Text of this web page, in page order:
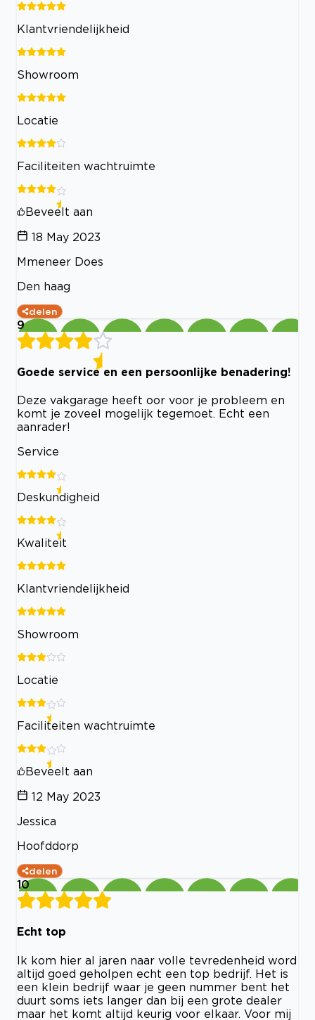
Klantvriendelijkheid
Showroom
Locatie
Faciliteiten wachtruimte
Beveelt aan
18 May 2023
Mmeneer Does
Den haag
delen
9
Goede service en een persoonlijke benadering!
Deze vakgarage heeft oor voor je probleem en
komt je zoveel mogelijk tegemoet. Echt een
aanrader!
Service
Deskundigheid
Kwaliteit
Klantvriendelijkheid
Showroom
Locatie
Faciliteiten wachtruimte
Beveelt aan
12 May 2023
Jessica
Hoofddorp
delen
10
Echt top
Ik kom hier al jaren naar volle tevredenheid word
altijd goed geholpen echt een top bedrijf. Het is
een klein bedrijf waar je geen nummer bent het
duurt soms iets langer dan bij een grote dealer
maar het komt altijd keurig voor elkaar. Voor mij